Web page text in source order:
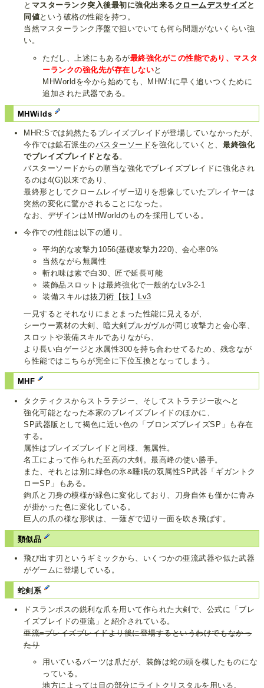
と マスターランク突入後最初に強化出来る クロームデスサイズと
同値という破格の性能を持つ。
当然マスターランク序盤で担いでいても何ら問題がないくらい強
い。
ただし、上述にもあるが最終強化がこの性能であり、マスタ
ーランクの強化先が存在しないと
MHWorldを今から始めても、MHW:Iに早く追いつくために
追加された武器である。
MHWilds
MHR:Sでは純然たるブレイズブレイドが登場していなかったが、
今作では鉱石派生のバスターソードを強化していくと、最終強化
でブレイズブレイドとなる 。
バスターソードからの順当な強化でブレイズブレイドに強化され
るのは4(G)以来であり、
最終形としてクロームレイザー辺りを想像していたプレイヤーは
突然の変化に驚かされることになった。
なお、デザインはMHWorldのものを採用している。
今作での性能は以下の通り。
平均的な攻撃力1056(基礎攻撃力220)、会心率0%
当然ながら無属性
斬れ味は素で白30、匠で延長可能
装飾品スロットは最終強化で一般的なLv3-2-1
装備スキルは抜刀術【技】Lv3
一見するとそれなりにまとまった性能に見えるが、
シーウー素材の大剣、暗大剣プルガヴルが同じ攻撃力と会心率、
スロットや装備スキルでありながら、
より長い白ゲージと水属性300を持ち合わせてるため、残念なが
ら性能ではこちらが完全に下位互換となってしまう。
MHF
タクティクスからストラテジー、そしてストラテジー改へと
強化可能となった本家のブレイズブレイドのほかに、
SP武器版として褐色に近い色の「ブロンズブレイズSP」も存在
する。
属性はブレイズブレイドと同様、無属性。
名工によって作られた至高の大剣。最高峰の使い勝手。
また、それとは別に緑色の氷&睡眠の双属性SP武器「ギガントク
ローSP」もある。
鉤爪と刀身の模様が緑色に変化しており、刀身自体も僅かに青み
が掛かった色に変化している。
巨人の爪の様な形状は、一薙ぎで辺り一面を吹き飛ばす。
類似品
飛び出す刃というギミックから、いくつかの亜流武器や似た武器
がゲームに登場している。
蛇剣系
ドスランポスの鋭利な爪を用いて作られた大剣で、公式に「ブレ
イズブレイドの亜流」と紹介されている。
亜流=ブレイズブレイドより後に登場するというわけでもなかっ
たり
用いているパーツは爪だが、装飾は蛇の頭を模したものにな
っている。
地方によっては目の部分にライトクリスタルを用いる。